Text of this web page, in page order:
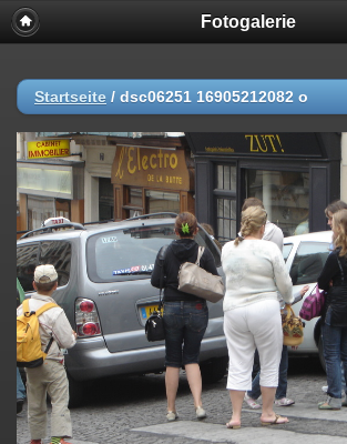
Fotogalerie
Startseite / dsc06251 16905212082 o